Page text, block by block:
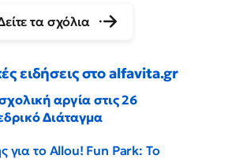
τα σχόλια
ειδήσεις στο alfavita.gr
αργία στις 26
Διάταγμα
για το Allou! Fun Park: Το